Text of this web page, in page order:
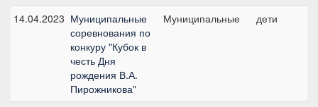
14.04.2023 Муниципальные
соревнования по
конкуру "Кубок в
честь Дня
рождения В.А.
Пирожникова"
Муниципальные дети